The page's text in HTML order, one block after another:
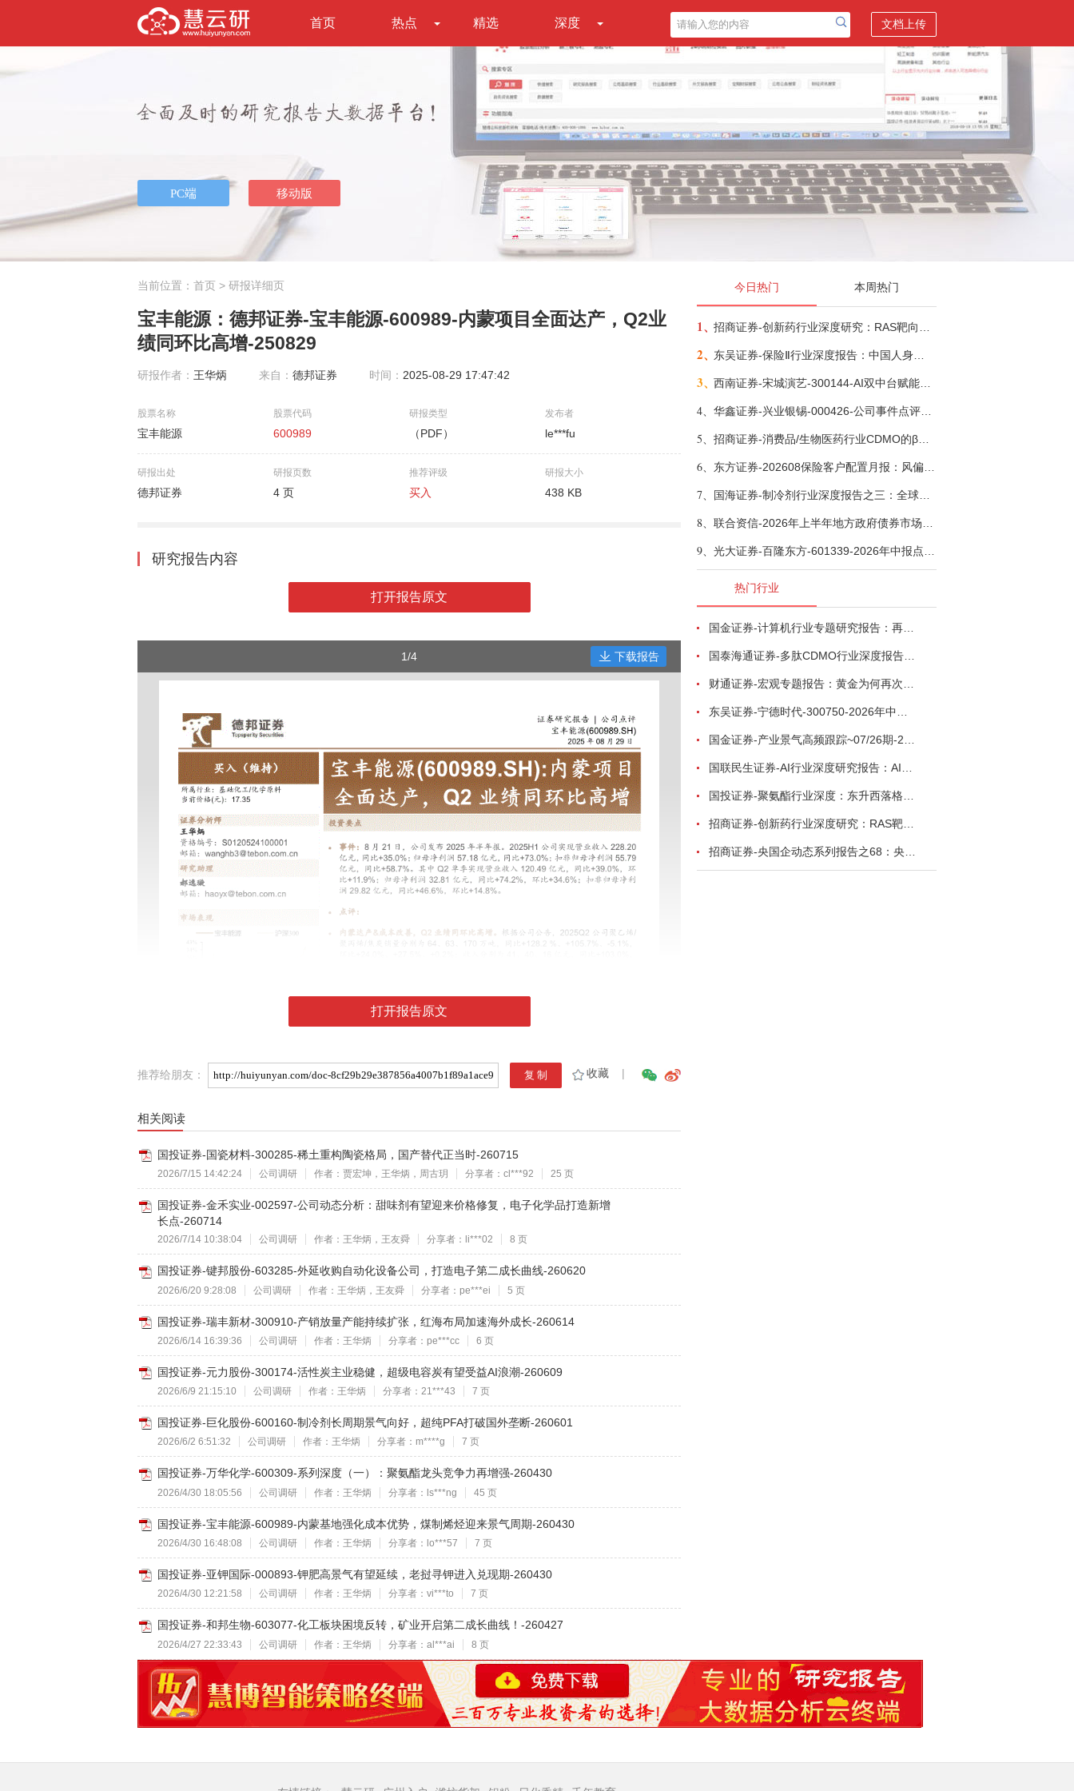
首页 热点 精选 深度 文档上传
当前位置： 首页 > 研报详细页
宝丰能源：德邦证券-宝丰能源-600989-内蒙项目全面达产，Q2业
绩同环比高增-250829
研报作者： 王华炳 来自： 德邦证券 时间： 2025-08-29 17:47:42
股票名称
宝丰能源
股票代码
600989
研报类型
（PDF）
发布者
le***fu
研报出处
德邦证券
研报页数
4 页
推荐评级
买入
研报大小
438 KB
研究报告内容
打开报告原文
1/4 下载报告
打开报告原文
推荐给朋友： 收藏 |
相关阅读
国投证券-国瓷材料-300285-稀土重构陶瓷格局，国产替代正当时-260715
2026/7/15 14:42:24 公司调研 作者：贾宏坤，王华炳，周古玥 分享者：cl***92 25 页
国投证券-金禾实业-002597-公司动态分析：甜味剂有望迎来价格修复，电子化学品打造新增
长点-260714
2026/7/14 10:38:04 公司调研 作者：王华炳，王友舜 分享者：li***02 8 页
国投证券-键邦股份-603285-外延收购自动化设备公司，打造电子第二成长曲线-260620
2026/6/20 9:28:08 公司调研 作者：王华炳，王友舜 分享者：pe***ei 5 页
国投证券-瑞丰新材-300910-产销放量产能持续扩张，红海布局加速海外成长-260614
2026/6/14 16:39:36 公司调研 作者：王华炳 分享者：pe***cc 6 页
国投证券-元力股份-300174-活性炭主业稳健，超级电容炭有望受益AI浪潮-260609
2026/6/9 21:15:10 公司调研 作者：王华炳 分享者：21***43 7 页
国投证券-巨化股份-600160-制冷剂长周期景气向好，超纯PFA打破国外垄断-260601
2026/6/2 6:51:32 公司调研 作者：王华炳 分享者：m****g 7 页
国投证券-万华化学-600309-系列深度（一）：聚氨酯龙头竞争力再增强-260430
2026/4/30 18:05:56 公司调研 作者：王华炳 分享者：ls***ng 45 页
国投证券-宝丰能源-600989-内蒙基地强化成本优势，煤制烯烃迎来景气周期-260430
2026/4/30 16:48:08 公司调研 作者：王华炳 分享者：lo***57 7 页
国投证券-亚钾国际-000893-钾肥高景气有望延续，老挝寻钾进入兑现期-260430
2026/4/30 12:21:58 公司调研 作者：王华炳 分享者：vi***to 7 页
国投证券-和邦生物-603077-化工板块困境反转，矿业开启第二成长曲线！-260427
2026/4/27 22:33:43 公司调研 作者：王华炳 分享者：al***ai 8 页
今日热门 本周热门
1、
2、
3、
4、
5、
6、
7、
8、
9、
热门行业